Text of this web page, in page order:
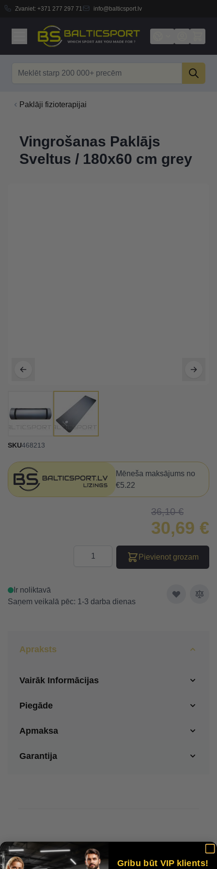
Zvaniet: +371 277 297 71 info@balticsport.lv
Paklāji fizioterapijai
Vingrošanas Paklājs
Sveltus / 180x60 cm grey
SKU468213
Mēneša maksājums no
€5.22
36,10 €
30,69 €
Pievienot grozam
Ir noliktavā
Saņem veikalā pēc: 1-3 darba dienas
Apraksts
Vairāk Informācijas
Piegāde
Apmaksa
Garantija
Customer Reviews
Gribu būt VIP klients!